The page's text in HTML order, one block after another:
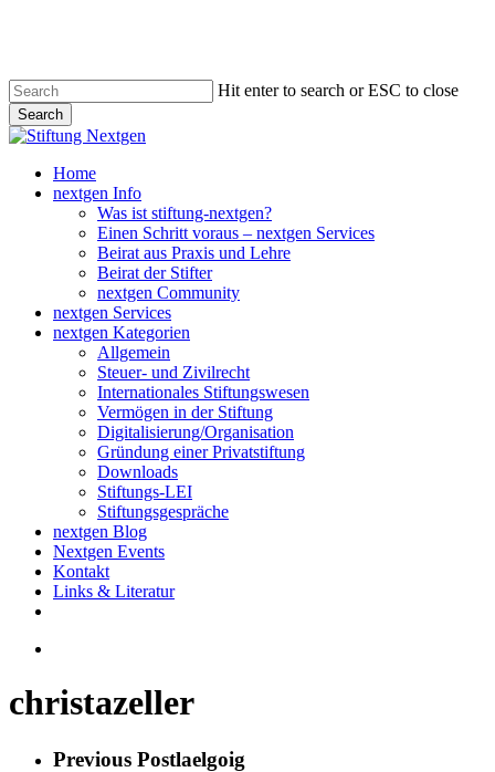
content
Hit enter to search or ESC to close
Search
Close
search
Menu
Home
nextgen Info
Was ist stiftung-nextgen?
Einen Schritt voraus – nextgen Services
Beirat aus Praxis und Lehre
Beirat der Stifter
nextgen Community
nextgen Services
nextgen Kategorien
Allgemein
Steuer- und Zivilrecht
Internationales Stiftungswesen
Vermögen in der Stiftung
Digitalisierung/Organisation
Gründung einer Privatstiftung
Downloads
Stiftungs-LEI
Stiftungsgespräche
nextgen Blog
Nextgen Events
Kontakt
Links & Literatur
christazeller
Previous Postlaelgoig